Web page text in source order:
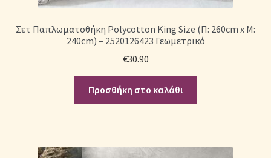
Σετ Παπλωματοθήκη Polycotton King Size (Π: 260cm x Μ:
240cm) – 2520126423 Γεωμετρικό
€30.90
Προσθήκη στο καλάθι